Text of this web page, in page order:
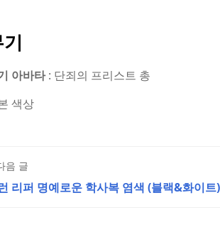
아바타: 단죄의 프리스트 총
색상
음 글
리퍼 명예로운 학사복 염색 (블랙&화이트)